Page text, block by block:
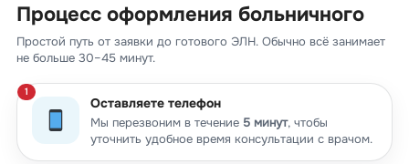
Процесс оформления больничного
Простой путь от заявки до готового ЭЛН. Обычно всё занимает
не больше 30–45 минут.
Оставляете телефон
Мы перезвоним в течение 5 минут, чтобы
уточнить удобное время консультации с врачом.